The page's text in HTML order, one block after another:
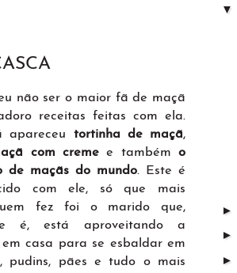
não ser o maior fã de maçã
receitas feitas com ela.
apareceu tortinha de maçã,
com cremee tambémo
de maçãs do mundo. Este é
com ele, só que mais
fez foi o marido que,
é, está aproveitando a
casa para se esbaldar em
pudins, pães e tudo o mais
▼
►
►
►